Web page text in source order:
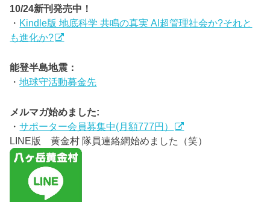
10/24新刊発売中！
・ Kindle版 地底科学 共鳴の真実 AI超管理社会か?それと
も進化か?
能登半島地震：
・地球守活動募金先
メルマガ始めました:
・サポーター会員募集中(月額777円）
LINE版 黄金村 隊員連絡網始めました（笑）